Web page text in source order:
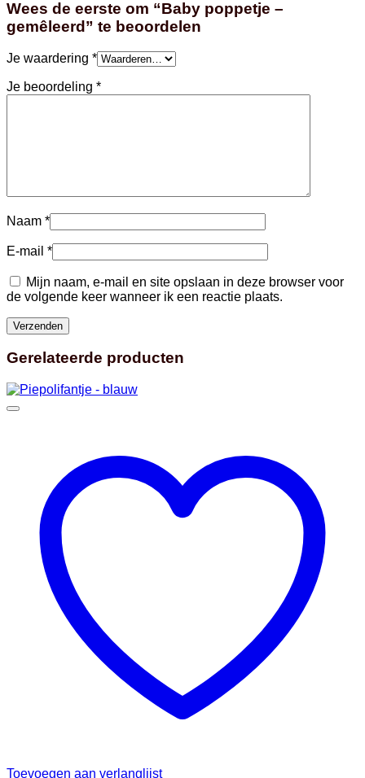
Wees de eerste om “Baby poppetje –
gemêleerd” te beoordelen
Je waardering *
Je beoordeling *
Naam *
E-mail *
Mijn naam, e-mail en site opslaan in deze browser voor
de volgende keer wanneer ik een reactie plaats.
Gerelateerde producten
Toevoegen aan verlanglijst